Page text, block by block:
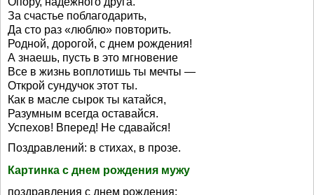
За счастье поблагодарить,
Да сто раз «люблю» повторить.
Родной, дорогой, с днем рождения!
А знаешь, пусть в это мгновение
Все в жизнь воплотишь ты мечты —
Открой сундучок этот ты.
Как в масле сырок ты катайся,
Разумным всегда оставайся.
Успехов! Вперед! Не сдавайся!
Поздравлений: в стихах, в прозе.
Картинка с днем рождения мужу
поздравления с днем рождения: